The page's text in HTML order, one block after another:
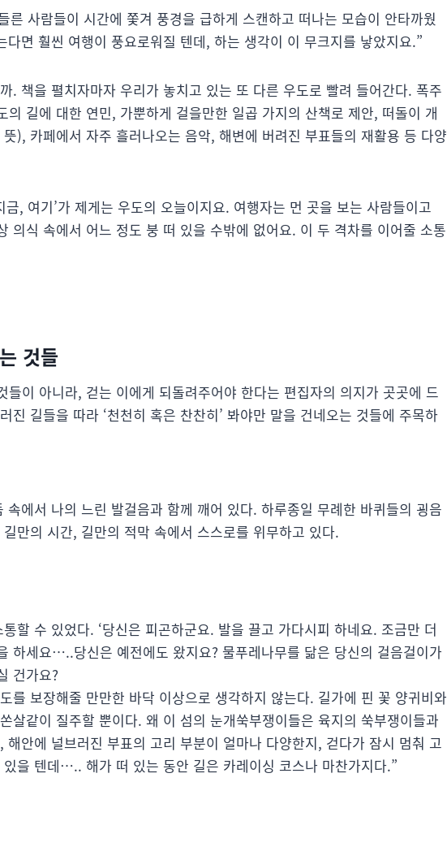
른 사람들이 시간에 쫓겨 풍경을 급하게 스캔하고 떠나는 모습이 안타까웠
면 훨씬 여행이 풍요로워질 텐데, 하는 생각이 이 무크지를 낳았지요.”
. 책을 펼치자마자 우리가 놓치고 있는 또 다른 우도로 빨려 들어간다. 폭주
길에 대한 연민, 가뿐하게 걸을만한 일곱 가지의 산책로 제안, 떠돌이 개
), 카페에서 자주 흘러나오는 음악, 해변에 버려진 부표들의 재활용 등 다양
, 여기’가 제게는 우도의 오늘이지요. 여행자는 먼 곳을 보는 사람들이고
의식 속에서 어느 정도 붕 떠 있을 수밖에 없어요. 이 두 격차를 이어줄 소통
것들
이 아니라, 걷는 이에게 되돌려주어야 한다는 편집자의 의지가 곳곳에 드
진 길들을 따라 ‘천천히 혹은 찬찬히’ 봐야만 말을 건네오는 것들에 주목하
에서 나의 느린 발걸음과 함께 깨어 있다. 하루종일 무례한 바퀴들의 굉음
만의 시간, 길만의 적막 속에서 스스로를 위무하고 있다.
할 수 있었다. ‘당신은 피곤하군요. 발을 끌고 가다시피 하네요. 조금만 더
하세요…..당신은 예전에도 왔지요? 물푸레나무를 닮은 당신의 걸음걸이가
건가요?
를 보장해줄 만만한 바닥 이상으로 생각하지 않는다. 길가에 핀 꽃 양귀비와
살같이 질주할 뿐이다. 왜 이 섬의 눈개쑥부쟁이들은 육지의 쑥부쟁이들과
안에 널브러진 부표의 고리 부분이 얼마나 다양한지, 걷다가 잠시 멈춰 고
을 텐데….. 해가 떠 있는 동안 길은 카레이싱 코스나 마찬가지다.”